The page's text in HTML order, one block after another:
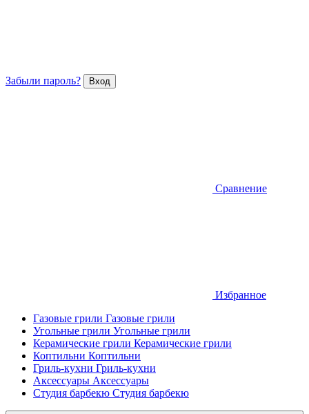
Забыли пароль?
Сравнение
Избранное
Газовые грили Газовые грили
Угольные грили Угольные грили
Керамические грили Керамические грили
Коптильни Коптильни
Гриль-кухни Гриль-кухни
Аксессуары Аксессуары
Студия барбекю Студия барбекю